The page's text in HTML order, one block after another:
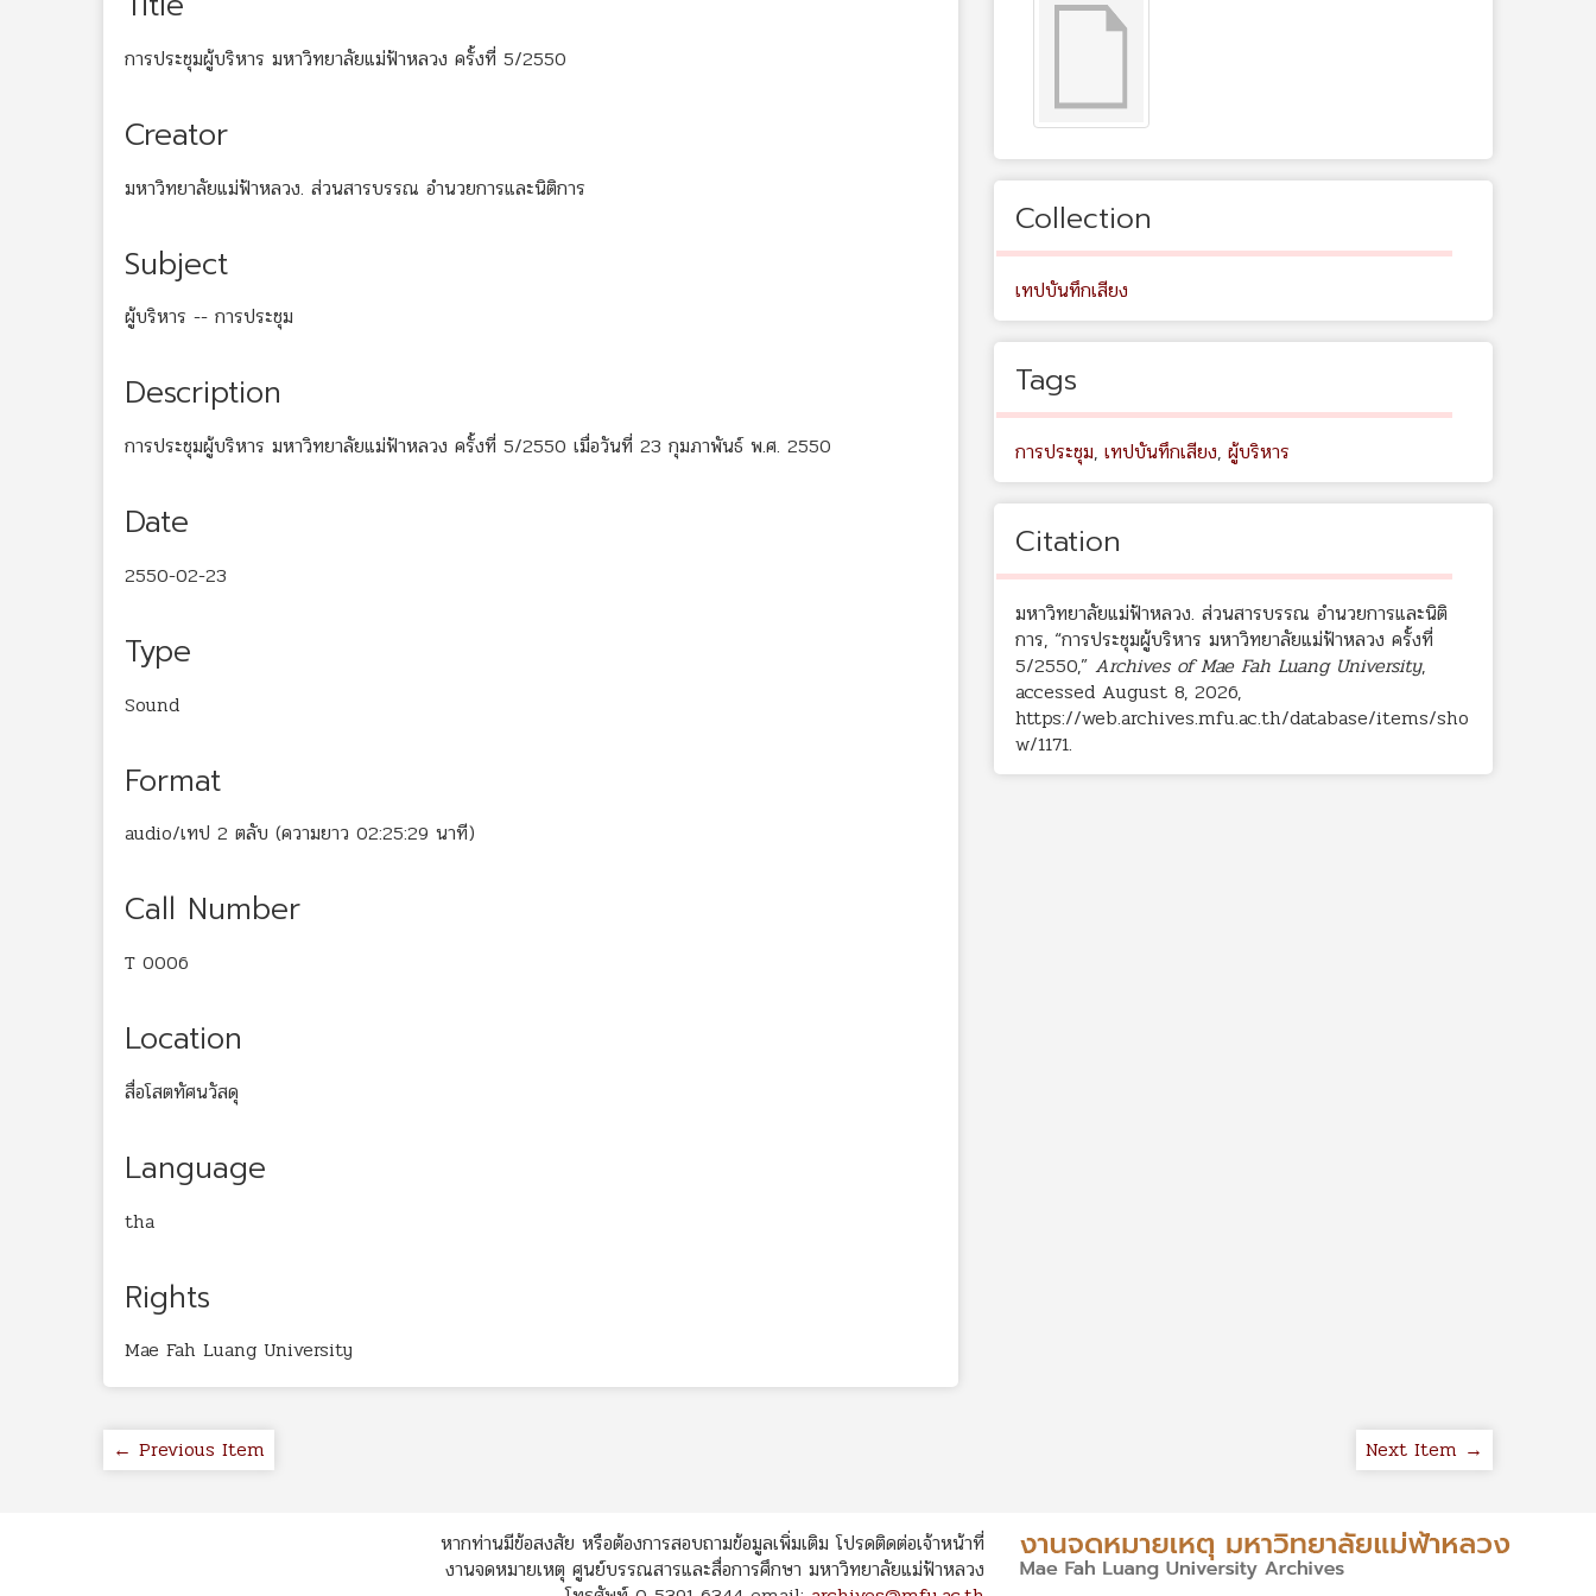
การประชุมผู้บริหาร มหาวิทยาลัยแม่ฟ้าหลวง ครั้งที่ 5/2550
Creator
มหาวิทยาลัยแม่ฟ้าหลวง. ส่วนสารบรรณ อำนวยการและนิติการ
Subject
ผู้บริหาร -- การประชุม
Description
การประชุมผู้บริหาร มหาวิทยาลัยแม่ฟ้าหลวง ครั้งที่ 5/2550 เมื่อวันที่ 23 กุมภาพันธ์ พ.ศ. 2550
Date
2550-02-23
Type
Sound
Format
audio/เทป 2 ตลับ (ความยาว 02:25:29 นาที)
Call Number
T 0006
Location
สื่อโสตทัศนวัสดุ
Language
tha
Rights
Mae Fah Luang University
Collection
เทปบันทึกเสียง
Tags
การประชุม, เทปบันทึกเสียง, ผู้บริหาร
Citation
มหาวิทยาลัยแม่ฟ้าหลวง. ส่วนสารบรรณ อำนวยการและนิติ
การ, “การประชุมผู้บริหาร มหาวิทยาลัยแม่ฟ้าหลวง ครั้งที่
5/2550,” Archives of Mae Fah Luang University,
accessed August 8, 2026,
https://web.archives.mfu.ac.th/database/items/sho
w/1171.
← Previous Item Next Item →
หากท่านมีข้อสงสัย หรือต้องการสอบถามข้อมูลเพิ่มเติม โปรดติดต่อเจ้าหน้าที่
งานจดหมายเหตุ ศูนย์บรรณสารและสื่อการศึกษา มหาวิทยาลัยแม่ฟ้าหลวง